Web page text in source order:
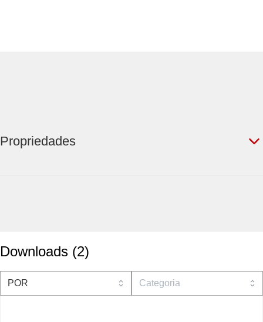
Propriedades
Downloads (2)